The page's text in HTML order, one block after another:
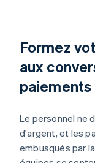
Formez
aux
paiements
Le personnel ne
d'argent, et les
embusqués par